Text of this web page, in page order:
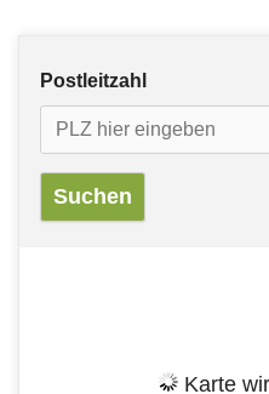
Postleitzahl
Karte